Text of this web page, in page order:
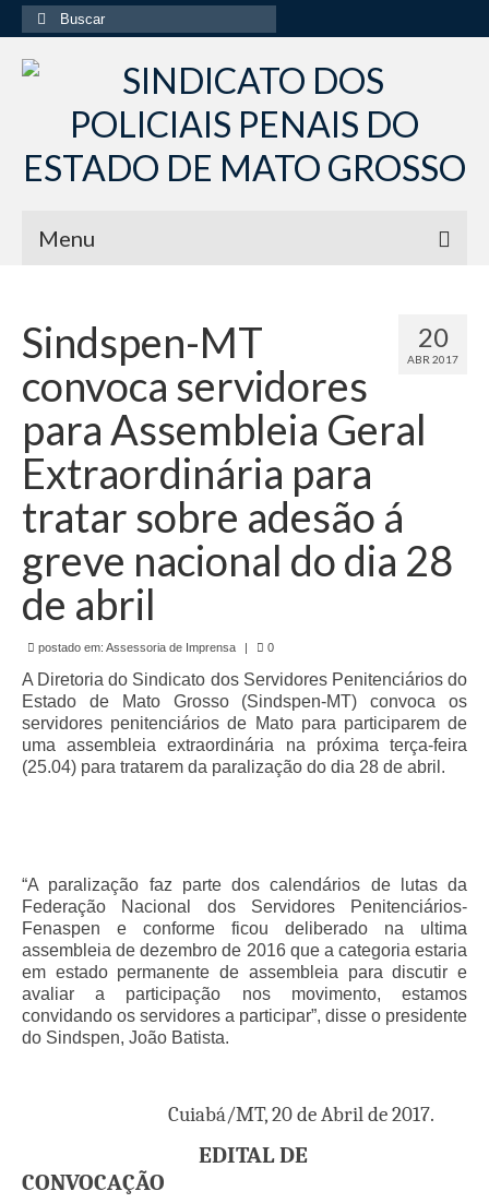
Buscar
por:
Menu
Institucional
Diretoria Sindsppen
Histórico do Sindsppen
Histórico do Sistema Penitenciário do Estado
de Mato Grosso
Formulário de Requerimento Padrão Sindsppen
Estatuto do Sindsppen
Serviços prestados pelo Sindicato dos
Servidores Penitenciários de Mato Grosso
Filie-se
Esportes
Nota de Falecimento
Notícias
Pautas Nacionais
Permutas Disponíveis
Área do Filiado
20
ABR 2017
Sindspen-MT
convoca servidores
para Assembleia Geral
Extraordinária para
tratar sobre adesão á
greve nacional do dia 28
de abril
postado em: Assessoria de Imprensa | 0
A Diretoria do Sindicato dos Servidores Penitenciários do
Estado de Mato Grosso (Sindspen-MT) convoca os
servidores penitenciários de Mato para participarem de
uma assembleia extraordinária na próxima terça-feira
(25.04) para tratarem da paralização do dia 28 de abril.
“A paralização faz parte dos calendários de lutas da
Federação Nacional dos Servidores Penitenciários-
Fenaspen e conforme ficou deliberado na ultima
assembleia de dezembro de 2016 que a categoria estaria
em estado permanente de assembleia para discutir e
avaliar a participação nos movimento, estamos
convidando os servidores a participar”, disse o presidente
do Sindspen, João Batista.
Cuiabá/MT, 20 de Abril de 2017.
EDITAL DE
CONVOCAÇÃO